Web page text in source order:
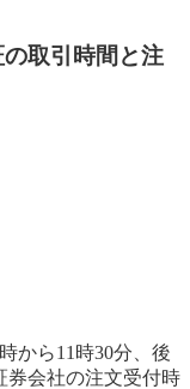
取引時間と注
から11時30分、後
券会社の注文受付時